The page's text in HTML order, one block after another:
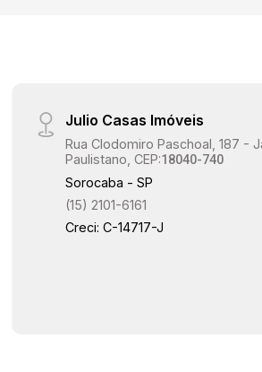
Julio Casas Imóveis
Rua Clodomiro Paschoal, 187 -
Paulistano, CEP:18040-740
Sorocaba - SP
(15) 2101-6161
Creci: C-14717-J